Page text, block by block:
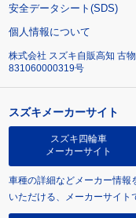
安全データシート(SDS)
個人情報について
株式会社 スズキ自販高知 古
831060000319号
スズキメーカーサイト
スズキ四輪車
メーカーサイト
車種の詳細などメーカー情報
いただける、メーカーサイト